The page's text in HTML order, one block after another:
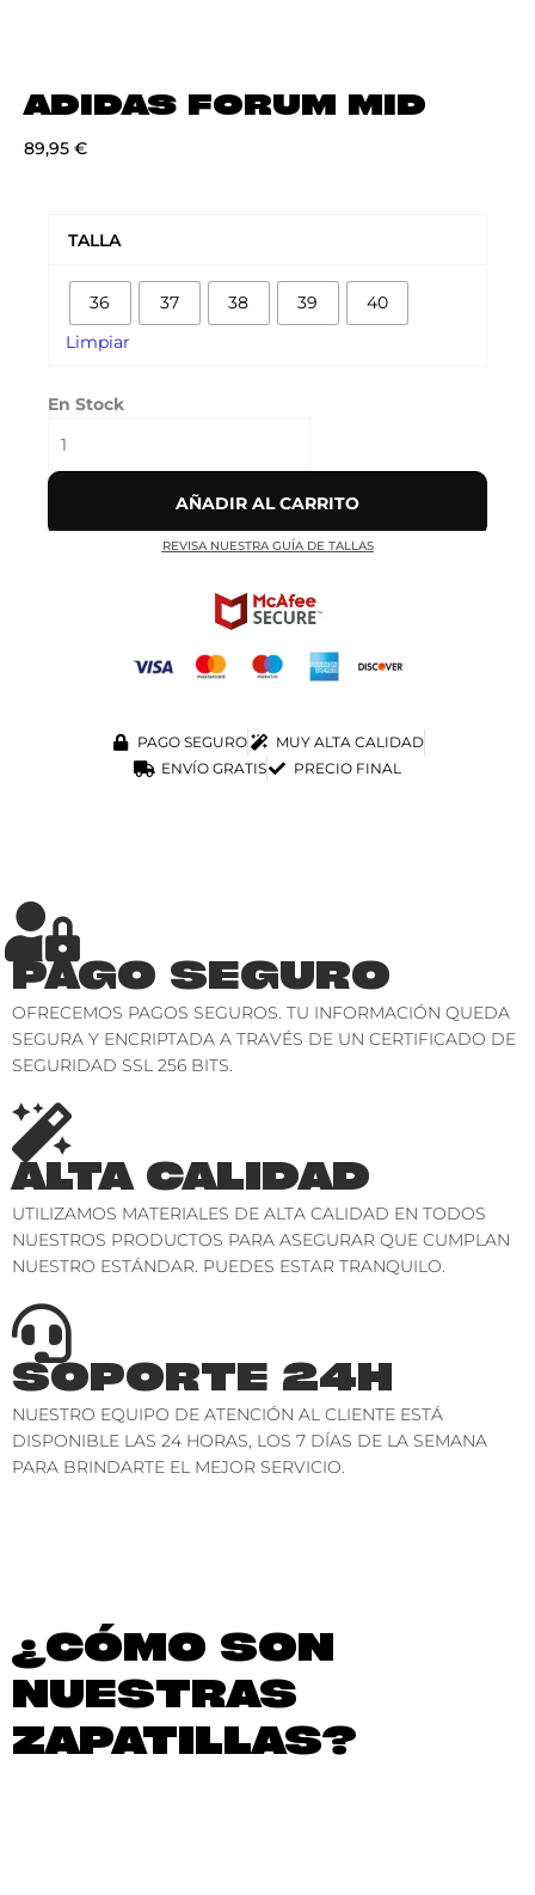
ADIDAS FORUM MID
89,95 €
TALLA
36 37 38 39 40
Limpiar
En Stock
cantidad
AÑADIR AL CARRITO
REVISA NUESTRA GUÍA DE TALLAS
PAGO SEGURO
MUY ALTA CALIDAD
ENVÍO GRATIS
PRECIO FINAL
PAGO SEGURO
OFRECEMOS PAGOS SEGUROS. TU INFORMACIÓN QUEDA
SEGURA Y ENCRIPTADA A TRAVÉS DE UN CERTIFICADO DE
SEGURIDAD SSL 256 BITS.
ALTA CALIDAD
UTILIZAMOS MATERIALES DE ALTA CALIDAD EN TODOS
NUESTROS PRODUCTOS PARA ASEGURAR QUE CUMPLAN
NUESTRO ESTÁNDAR. PUEDES ESTAR TRANQUILO.
SOPORTE 24H
NUESTRO EQUIPO DE ATENCIÓN AL CLIENTE ESTÁ
DISPONIBLE LAS 24 HORAS, LOS 7 DÍAS DE LA SEMANA
PARA BRINDARTE EL MEJOR SERVICIO.
¿CÓMO SON
NUESTRAS
ZAPATILLAS?